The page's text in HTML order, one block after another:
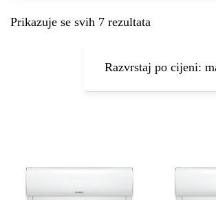
Prikazuje se svih 7 rezultata